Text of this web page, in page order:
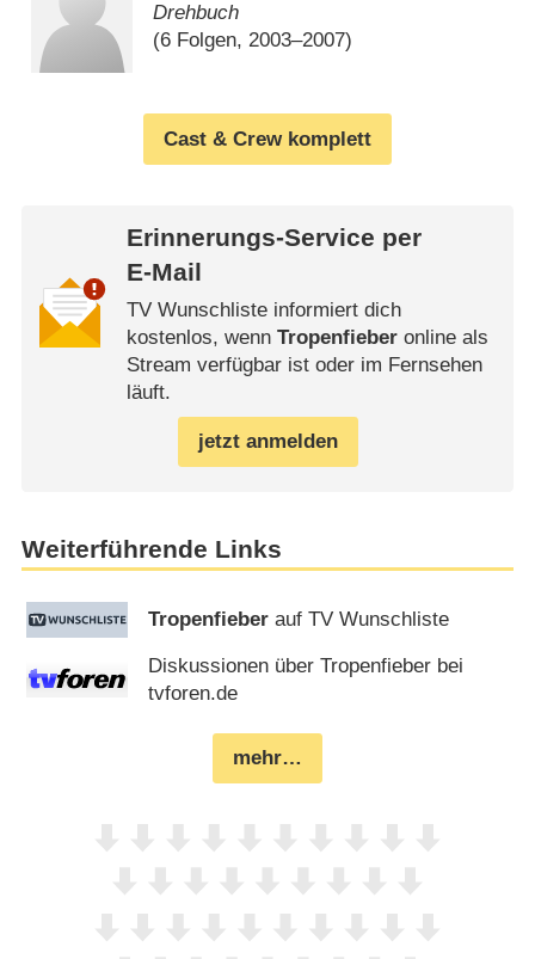
Drehbuch
(6 Folgen, 2003⁠–⁠2007)
Cast & Crew komplett
Erinnerungs-Service per
E-Mail
TV Wunschliste informiert dich
kostenlos, wenn Tropenfieberonline als
Stream verfügbar ist oder im Fernsehen
läuft.
jetzt anmelden
Weiterführende Links
Tropenfieber auf TV Wunschliste
Diskussionen über Tropenfieber bei
tvforen.de
mehr…